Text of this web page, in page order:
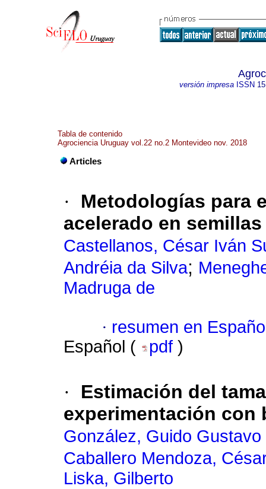
versión impresaISSN
Tabla de contenido
Agrociencia Uruguay vol.22 no.2 Montevideo nov. 2018
Articles
·
Metodologías para
acelerado en
Castellanos, César Iván
Andréia da Silva;
Madruga de
· resumen en
Español (
pdf )
·
Estimación del
experimentación con
González, Guido Gustavo
Caballero Mendoza,
Liska, Gilberto